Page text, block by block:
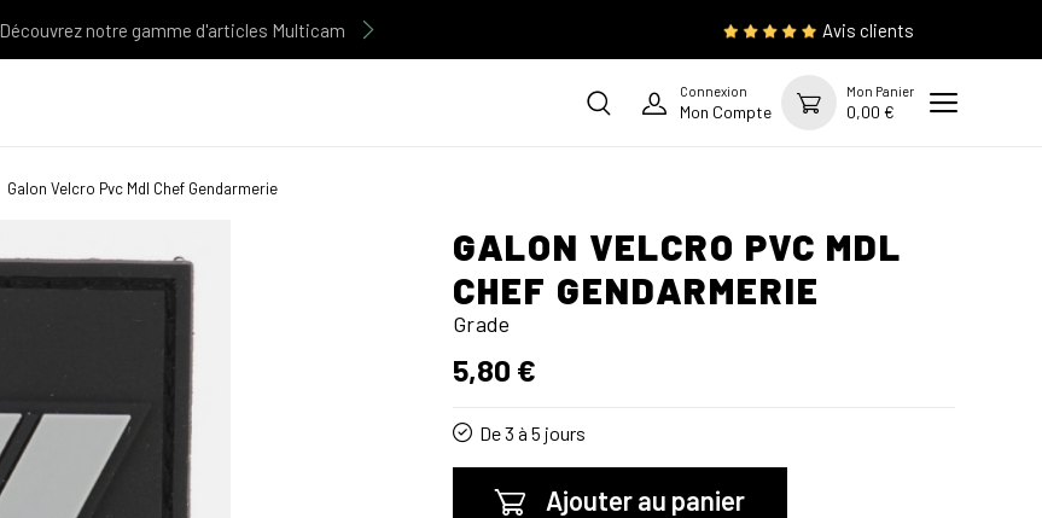
Découvrez notre gamme d'articles Multicam Avis clients
Connexion
Mon Compte
Mon Panier
0,00 €
Galon Velcro Pvc Mdl Chef Gendarmerie
GALON VELCRO PVC MDL
CHEF GENDARMERIE
Grade
5,80 €
De 3 à 5 jours
Ajouter au panier